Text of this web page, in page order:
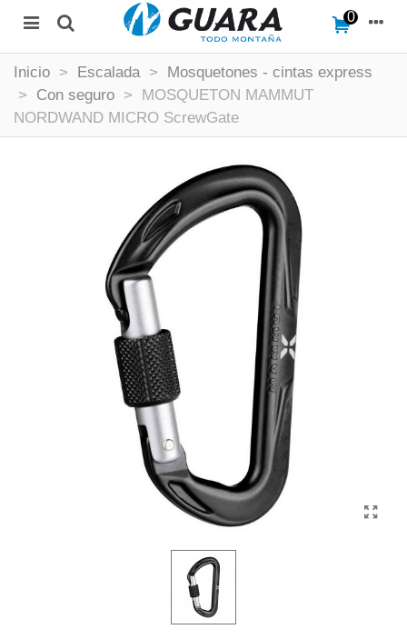
0
Inicio > Escalada >
Mosquetones - cintas express
>
Con seguro >
MOSQUETON MAMMUT
NORDWAND MICRO ScrewGate